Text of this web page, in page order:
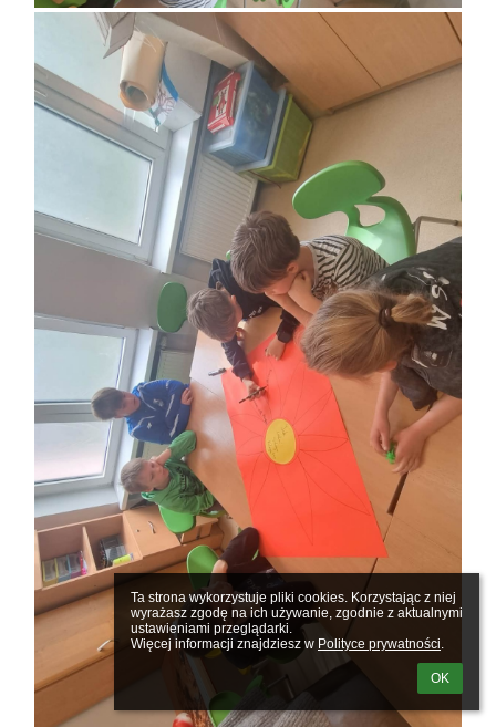
Ta strona wykorzystuje pliki cookies. Korzystając z niej
wyrażasz zgodę na ich używanie, zgodnie z aktualnymi
ustawieniami przeglądarki.
Więcej informacji znajdziesz w Polityce prywatności.
OK